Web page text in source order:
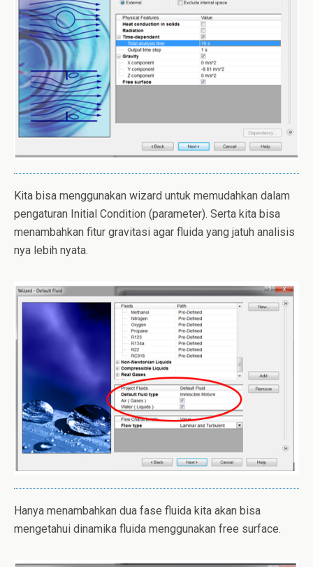
Kita bisa menggunakan wizard untuk memudahkan dalam
pengaturan Initial Condition (parameter). Serta kita bisa
menambahkan fitur gravitasi agar fluida yang jatuh analisis
nya lebih nyata.
Hanya menambahkan dua fase fluida kita akan bisa
mengetahui dinamika fluida menggunakan free surface.